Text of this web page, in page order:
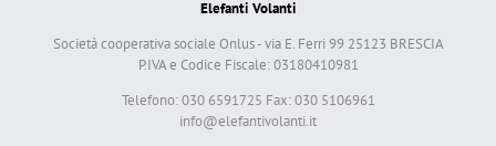
Elefanti Volanti
Società cooperativa sociale Onlus - via E. Ferri 99 25123 BRESCIA
P.IVA e Codice Fiscale: 03180410981
Telefono: 030 6591725 Fax: 030 5106961
info@elefantivolanti.it